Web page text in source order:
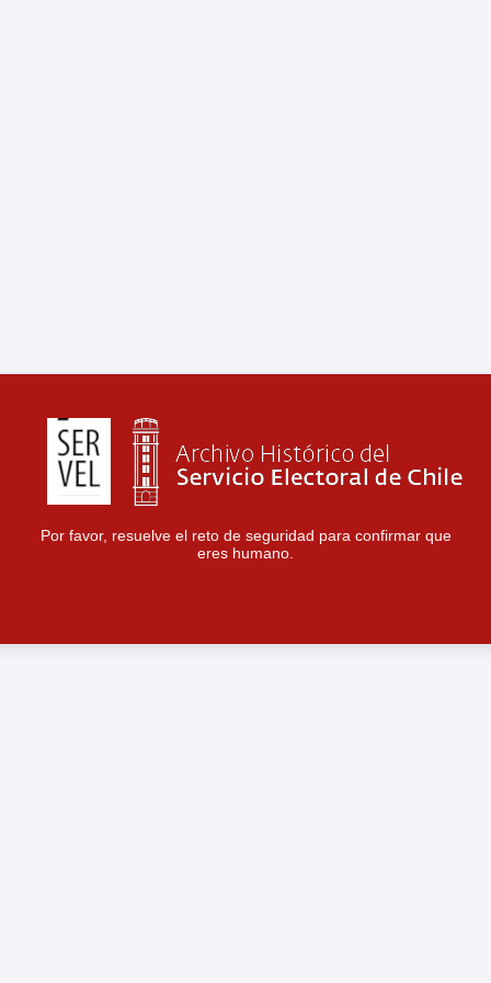
Por favor, resuelve el reto de seguridad para confirmar que
eres humano.